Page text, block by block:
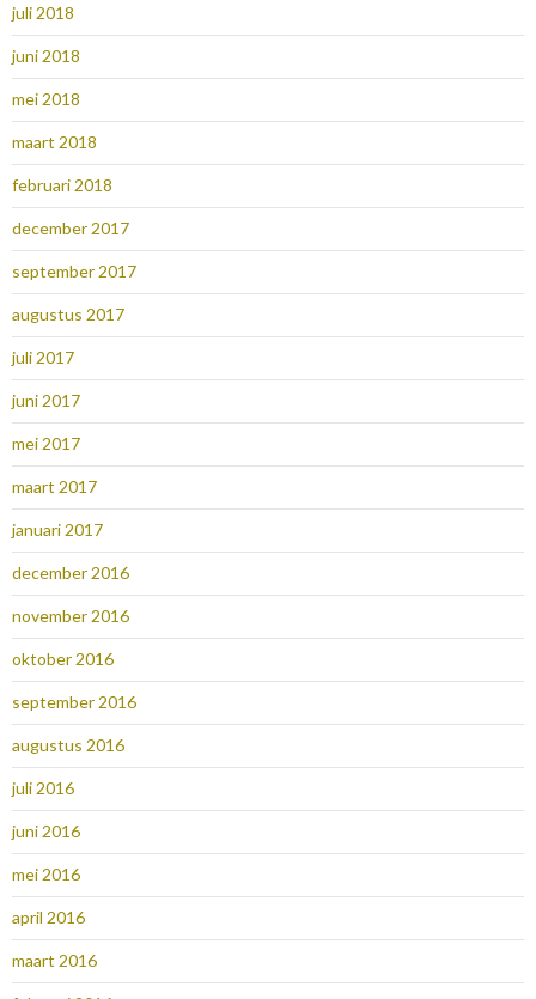
juli 2018
juni 2018
mei 2018
maart 2018
februari 2018
december 2017
september 2017
augustus 2017
juli 2017
juni 2017
mei 2017
maart 2017
januari 2017
december 2016
november 2016
oktober 2016
september 2016
augustus 2016
juli 2016
juni 2016
mei 2016
april 2016
maart 2016